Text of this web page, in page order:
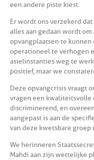
een andere piste kiest.
Er wordt ons verzekerd
alles aan gedaan wordt
opvangplaatsen te
operationeel te verhogen
asielinstanties weg te
positief, maar we
Deze opvangcrisis vraagt
vragen een kwaliteitsvolle
discriminerend, en
aangepast is aan de
van deze kwetsbare
We herinneren
Mahdi aan zijn wettelijke